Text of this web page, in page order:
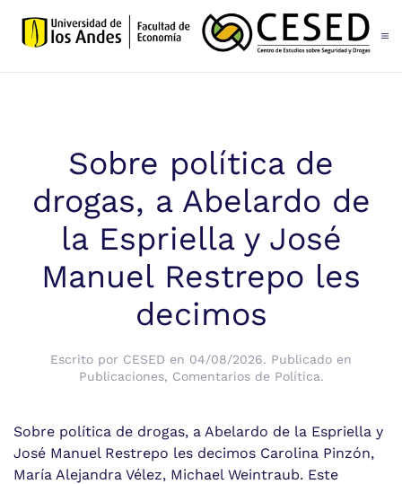
Skip to main content
Sobre política de
drogas, a Abelardo de
la Espriella y José
Manuel Restrepo les
decimos
Escrito por CESED en 04/08/2026. Publicado en
Publicaciones, Comentarios de Política.
Sobre política de drogas, a Abelardo de la Espriella y
José Manuel Restrepo les decimos Carolina Pinzón,
María Alejandra Vélez, Michael Weintraub. Este